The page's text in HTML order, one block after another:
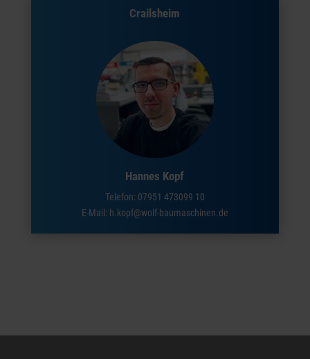
Crailsheim
Hannes Kopf
Telefon: 07951 473099 10
E-Mail: h.kopf@wolf-baumaschinen.de